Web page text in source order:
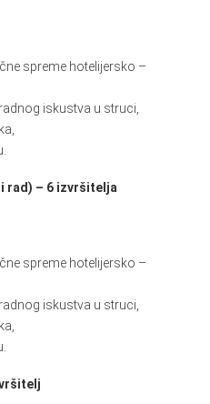
spreme hotelijersko –
iskustva u struci,
rad) – 6 izvršitelja
spreme hotelijersko –
iskustva u struci,